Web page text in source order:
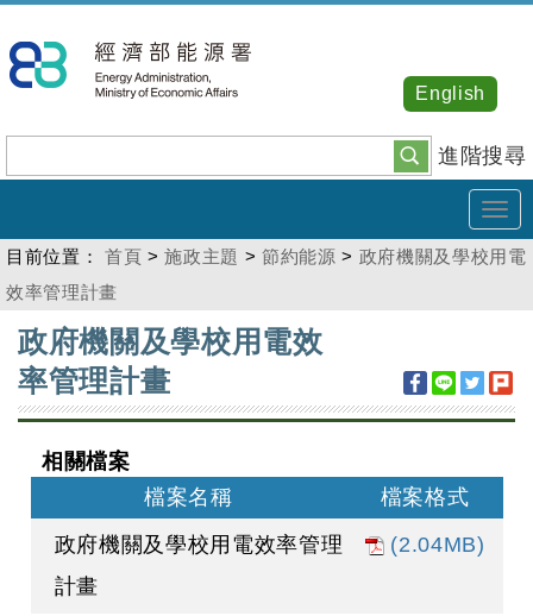
到
主
內
容
進階搜尋
English
目前位置： 首頁 >施政主題 >節約能源 > 政府機關及學校用電
效率管理計畫
:::
政府機關及學校用電效
率管理計畫
相關檔案
檔案名稱
檔案格式
政府機關及學校用電效率管理
計畫
(2.04MB)